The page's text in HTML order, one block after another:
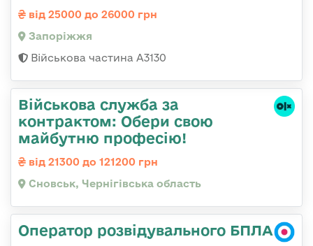
від 25000 до 26000 грн
Запоріжжя
Військова частина А3130
Військова служба за
контрактом: Обери свою
майбутню професію!
від 21300 до 121200 грн
Сновськ, Чернігівська область
Оператор розвідувального БПЛА